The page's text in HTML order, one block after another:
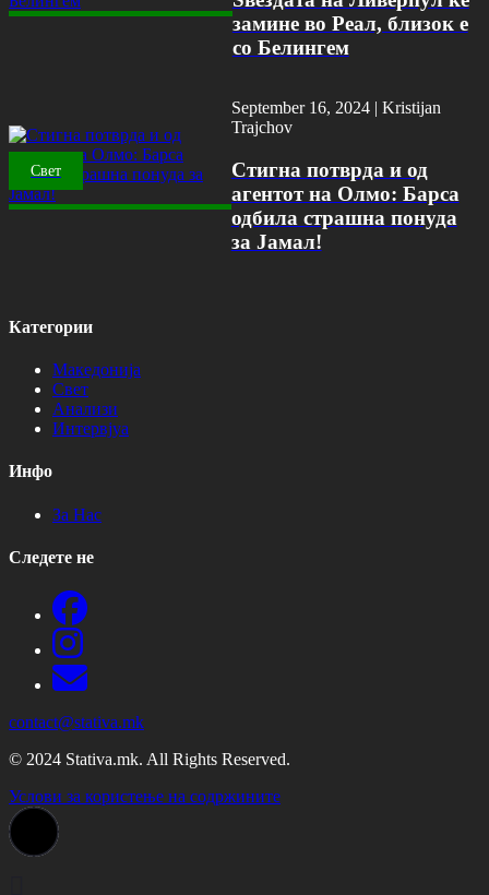
замине во Реал, близок е
со Белингем
Свет
September 16, 2024 | Kristijan
Trajchov
Стигна потврда и од
агентот на Олмо: Барса
одбила страшна понуда
за Јамал!
Категории
Македонија
Свет
Анализи
Интервјуа
Инфо
За Нас
Следете не
contact@stativa.mk
© 2024 Stativa.mk. All Rights Reserved.
Услови за користење на содржините